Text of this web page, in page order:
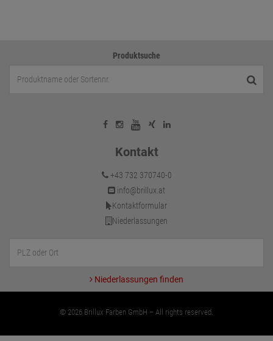
Produktsuche
Kontakt
+43 732 370740-0
info@brillux.at
Kontaktformular
Niederlassungen
Niederlassungen finden
© 2026 Brillux Farben GmbH – All rights reserved.